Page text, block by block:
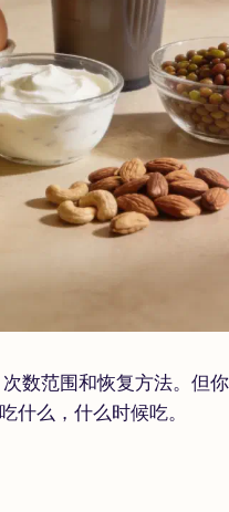
数范围和恢复方法。但
么，什么时候吃。